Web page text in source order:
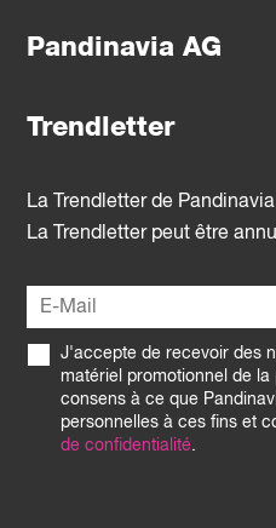
Pandinavia AG
Trendletter
La Trendletter de
La Trendletter peut être
J'accepte de recevoir des
matériel promotionnel de
consens à ce que
personnelles à ces fins et
de confidentialité.